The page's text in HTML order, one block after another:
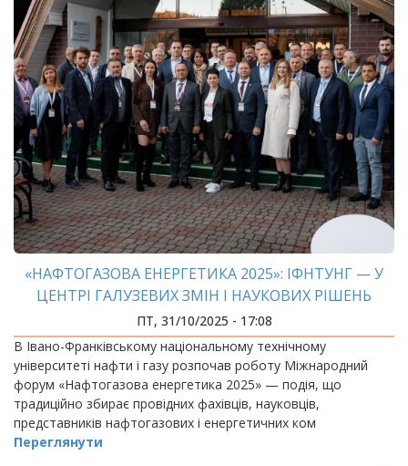
«НАФТОГАЗОВА ЕНЕРГЕТИКА 2025»: ІФНТУНГ — У
ЦЕНТРІ ГАЛУЗЕВИХ ЗМІН І НАУКОВИХ РІШЕНЬ
ПТ, 31/10/2025 - 17:08
В Івано-Франківському національному технічному
університеті нафти і газу розпочав роботу Міжнародний
форум «Нафтогазова енергетика 2025» — подія, що
традиційно збирає провідних фахівців, науковців,
представників нафтогазових і енергетичних ком
Переглянути